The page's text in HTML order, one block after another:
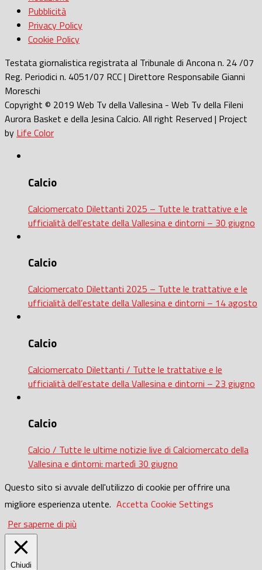
Pubblicità
Privacy Policy
Cookie Policy
Testata giornalistica registrata al Tribunale di Ancona n. 24 /07
Reg. Periodici n. 4051/07 RCC | Direttore Responsabile Gianni
Moreschi
Copyright © 2019 Web Tv della Vallesina - Web Tv della Fileni
Aurora Basket e della Jesina Calcio. All right Reserved | Project
by Life Color
Calcio
Calciomercato Dilettanti 2025 – Tutte le trattative e le
ufficialità dell’estate della Vallesina e dintorni – 30 giugno
Calcio
Calciomercato Dilettanti 2025 – Tutte le trattative e le
ufficialità dell’estate della Vallesina e dintorni – 14 agosto
Calcio
Calciomercato Dilettanti / Tutte le trattative e le
ufficialità dell’estate della Vallesina e dintorni – 23 giugno
Calcio
Calcio / Tutte le ultime notizie live di Calciomercato della
Vallesina e dintorni: martedì 30 giugno
Questo sito si avvale dell'utilizzo di cookie per offrire una
migliore esperienza utente. Accetta Cookie Settings
Per saperne di più
Chiudi